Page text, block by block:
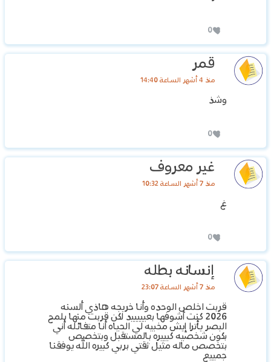
0
قمر
منذ 4 أشهر الساعة 14:40
وشذ
0
غير معروف
منذ 7 أشهر الساعة 10:32
غ
0
إنسانه بطله
منذ 7 أشهر الساعة 23:07
قربت اخلص الوحده وأنا خريجه هاذي ألسنه
2026 كنت أشوفها بعيييييد لكن قربت منها بلمح
البصر يأترا إيش مخبيه لي الحياه أنا متفائله أني
بكون شخصيه كبييره بالمستقبل وبتخصص
بتخصص ماله مثيل ثقتي بربي كبيره الله يوفقنا
جمييع